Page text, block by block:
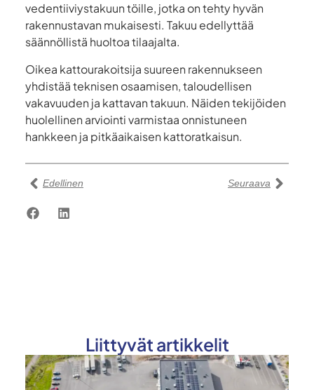
vedentiiviystakuun töille, jotka on tehty hyvän
rakennustavan mukaisesti. Takuu edellyttää
säännöllistä huoltoa tilaajalta.
Oikea kattourakoitsija suureen rakennukseen
yhdistää teknisen osaamisen, taloudellisen
vakavuuden ja kattavan takuun. Näiden tekijöiden
huolellinen arviointi varmistaa onnistuneen
hankkeen ja pitkäaikaisen kattoratkaisun.
Edellinen Seuraava
Liittyvät artikkelit